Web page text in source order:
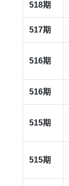
518期
517期
516期
516期
515期
515期